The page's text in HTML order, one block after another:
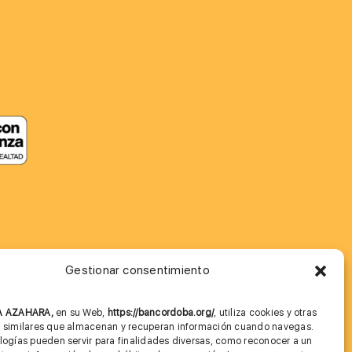
Gestionar consentimiento
AZAHARA, en su Web, https://bancordoba.org/, utiliza cookies y otras
que almacenan y recuperan información cuando navegas.
pueden servir para finalidades diversas, como reconocer a un
Imagen corporativa